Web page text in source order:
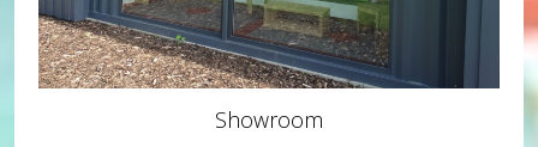
Showroom